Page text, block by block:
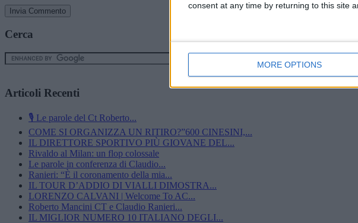
consent at any time by returning to this site
MORE OPTIONS
Cerca
Articoli Recenti
🎙️ Le parole del Ct Roberto...
COME SI ORGANIZZA UN RITIRO?”600 CINESINI,...
IL DIRETTORE SPORTIVO PIÙ GIOVANE DEL...
Rivaldo al Milan: un flop colossale
Le parole in conferenza di Claudio...
Ranieri: “È il coronamento della mia...
IL TOUR D’ADDIO DI VIALLI DIMOSTRA...
LORENZO CALVANI | Welcome To AC...
Roberto Mancini CT e Claudio Ranieri...
IL MIGLIOR NUMERO 10 ITALIANO DEGLI...